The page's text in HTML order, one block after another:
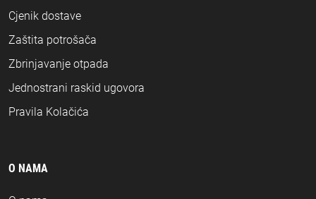
Cjenik dostave
Zaštita potrošača
Zbrinjavanje otpada
Jednostrani raskid ugovora
Pravila Kolačića
O NAMA